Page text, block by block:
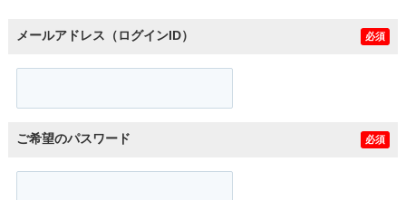
メールアドレス（ログインID） 必須
ご希望のパスワード 必須